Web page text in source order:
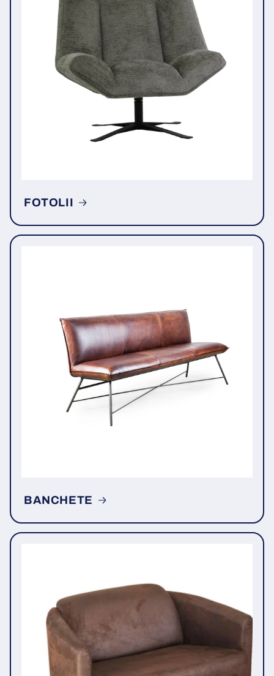
FOTOLII
BANCHETE